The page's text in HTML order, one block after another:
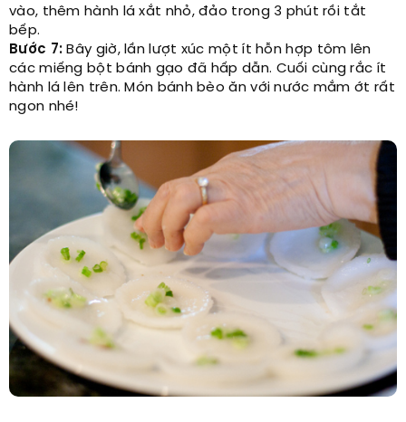
vào, thêm hành lá xắt nhỏ, đảo trong 3 phút rồi tắt
bếp.
Bước 7:Bây giờ, lần lượt xúc một ít hỗn hợp tôm lên
các miếng bột bánh gạo đã hấp dẫn. Cuối cùng rắc ít
hành lá lên trên. Món bánh bèo ăn với nước mắm ớt rất
ngon nhé!